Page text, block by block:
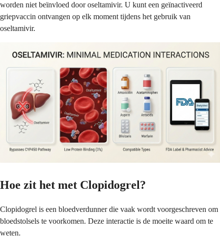
worden niet beïnvloed door oseltamivir. U kunt een geïnactiveerd
griepvaccin ontvangen op elk moment tijdens het gebruik van
oseltamivir.
Hoe zit het met Clopidogrel?
Clopidogrel is een bloedverdunner die vaak wordt voorgeschreven om
bloedstolsels te voorkomen. Deze interactie is de moeite waard om te
weten.